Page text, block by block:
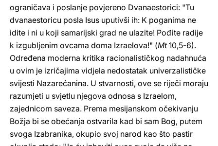
ograničava i poslanje povjereno Dvanaestorici: "Tu
dvanaestoricu posla Isus uputivši ih: K poganima ne
idite i ni u koji samarijski grad ne ulazite! Pođite radije
k izgubljenim ovcama doma Izraelova!" (Mt10,5-6).
Određena moderna kritika racionalističkog nadahnuća
u ovim je izričajima vidjela nedostatak univerzalističke
svijesti Nazarećanina. U stvarnosti, ove se riječi moraju
razumjeti u svjetlu njegova odnosa s Izraelom,
zajednicom saveza. Prema mesijanskom očekivanju
Božja bi se obećanja ostvarila kad bi sam Bog, putem
svoga Izabranika, okupio svoj narod kao što pastir